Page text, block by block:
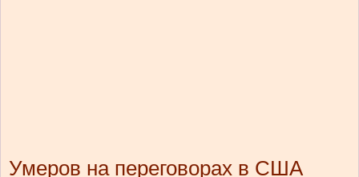
Умеров на переговорах в США